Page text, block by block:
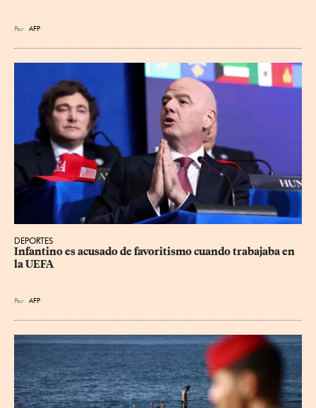
Por AFP
DEPORTES
Infantino es acusado de favoritismo cuando trabajaba en
la UEFA
Por AFP